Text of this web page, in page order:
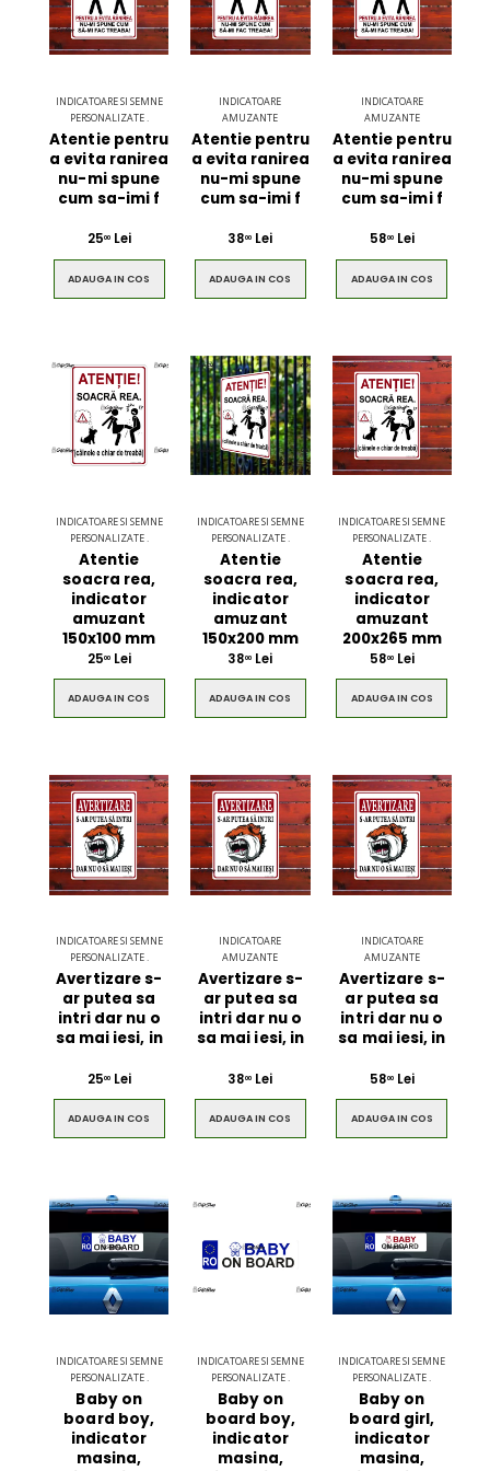
INDICATOARE SI SEMNE
PERSONALIZATE .
Atentie pentru
a evita ranirea
nu-mi spune
cum sa-imi f
2500Lei
ADAUGA IN COS
INDICATOARE
AMUZANTE
Atentie pentru
a evita ranirea
nu-mi spune
cum sa-imi f
3800 Lei
ADAUGA IN COS
INDICATOARE
AMUZANTE
Atentie pentru
a evita ranirea
nu-mi spune
cum sa-imi f
5800Lei
ADAUGA IN COS
INDICATOARE SI SEMNE
PERSONALIZATE .
Atentie
soacra rea,
indicator
amuzant
150x100 mm
2500Lei
ADAUGA IN COS
INDICATOARE SI SEMNE
PERSONALIZATE .
Atentie
soacra rea,
indicator
amuzant
150x200 mm
3800 Lei
ADAUGA IN COS
INDICATOARE SI SEMNE
PERSONALIZATE .
Atentie
soacra rea,
indicator
amuzant
200x265 mm
5800Lei
ADAUGA IN COS
INDICATOARE SI SEMNE
PERSONALIZATE .
Avertizare s-
ar putea sa
intri dar nu o
sa mai iesi, in
2500Lei
ADAUGA IN COS
INDICATOARE
AMUZANTE
Avertizare s-
ar putea sa
intri dar nu o
sa mai iesi, in
3800 Lei
ADAUGA IN COS
INDICATOARE
AMUZANTE
Avertizare s-
ar putea sa
intri dar nu o
sa mai iesi, in
5800Lei
ADAUGA IN COS
INDICATOARE SI SEMNE
PERSONALIZATE .
Baby on
board boy,
indicator
masina,
INDICATOARE SI SEMNE
PERSONALIZATE .
Baby on
board boy,
indicator
masina,
INDICATOARE SI SEMNE
PERSONALIZATE .
Baby on
board girl,
indicator
masina,